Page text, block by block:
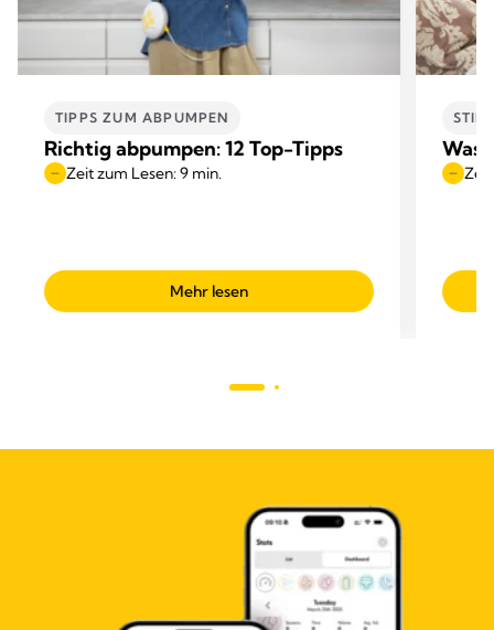
TIPPS ZUM ABPUMPEN
Richtig abpumpen: 12 Top-Tipps
Zeit zum Lesen: 9 min.
Mehr lesen
Was
Zeit